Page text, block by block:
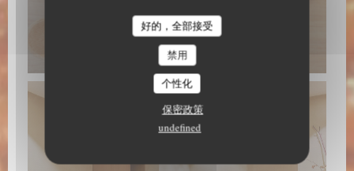
好的，全部接受
禁用
个性化
保密政策
undefined